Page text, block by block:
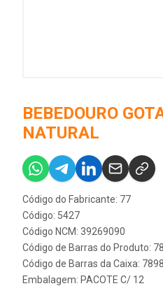
BEBEDOURO
NATURAL
Código do Fabricante: 77
Código: 5427
Código NCM: 39269090
Código de Barras do Produto:
Código de Barras da Caixa:
Embalagem: PACOTE C/ 12